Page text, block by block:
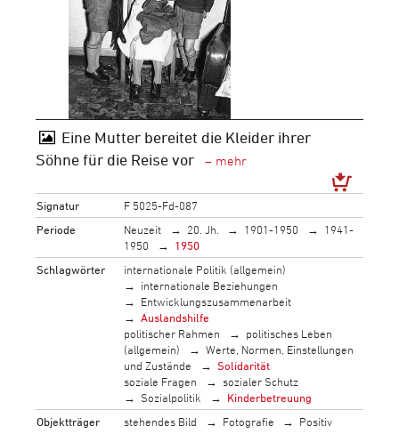
Eine Mutter bereitet die Kleider ihrer
Söhne für die Reise vor
Signatur
F 5025-Fd-087
Periode
Neuzeit 20. Jh. 1901-1950
1941-
1950
1950
Schlagwörter
internationale Politik (allgemein)
internationale Beziehungen
Entwicklungszusammenarbeit
Auslandshilfe
politischer Rahmen
politisches Leben
(allgemein)
Werte, Normen, Einstellungen
und Zustände
Solidarität
soziale Fragen
sozialer Schutz
Sozialpolitik
Kinderbetreuung
Objektträger
stehendes Bild Fotografie
Positiv